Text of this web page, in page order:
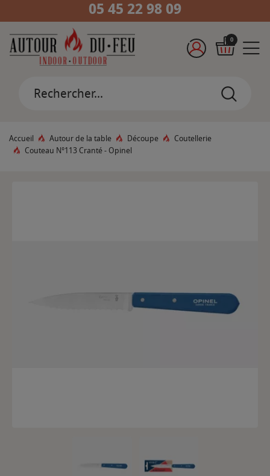
05 45 22 98 09
0
Accueil Autour de la table Découpe
Coutellerie
Couteau N°113 Cranté - Opinel